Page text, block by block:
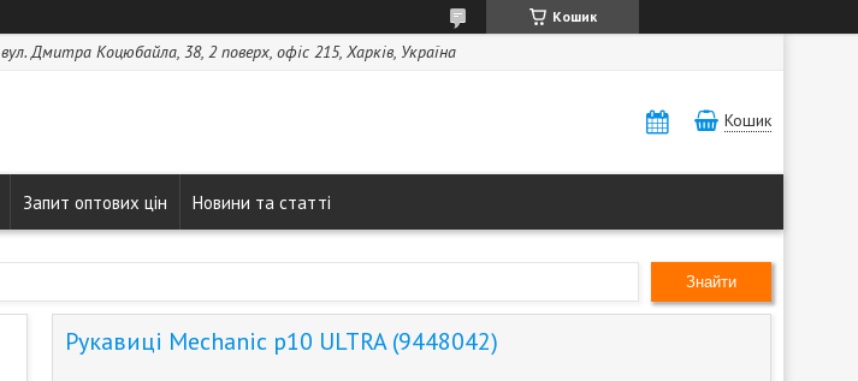
Кошик
вул. Дмитра Коцюбайла, 38, 2 поверх, офіс 215, Харків, Україна
Кошик
Запит оптових цін Новини та статті
Знайти
Рукавиці Mechanic р10 ULTRA (9448042)